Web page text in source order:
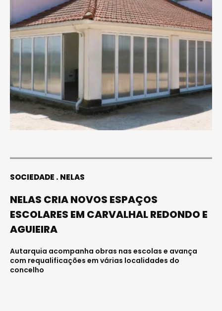
SOCIEDADE NELAS
NELAS CRIA NOVOS ESPAÇOS
ESCOLARES EM CARVALHAL REDONDO E
AGUIEIRA
Autarquia acompanha obras nas escolas e avança
com requalificações em várias localidades do
concelho